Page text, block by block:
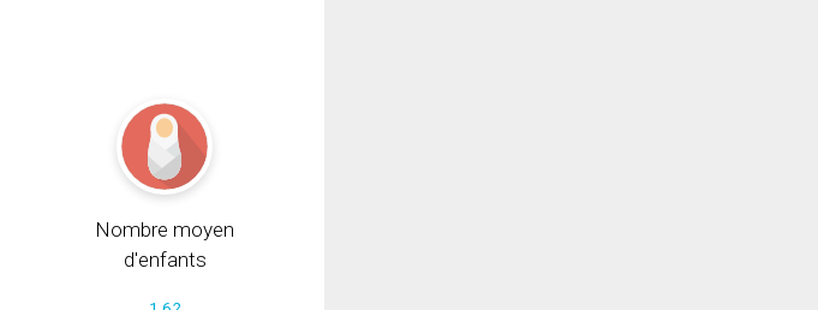
Nombre moyen
d'enfants